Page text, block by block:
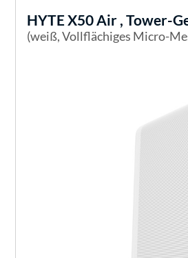
HYTEX50 Air , Tower-
(weiß, Vollflächiges Micro-